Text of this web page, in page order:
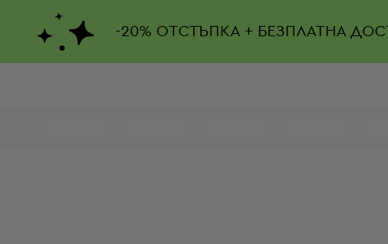
-20% ОТСТЪПКА + БЕЗПЛАТНА